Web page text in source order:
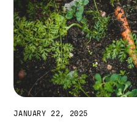
JANUARY 22, 2025